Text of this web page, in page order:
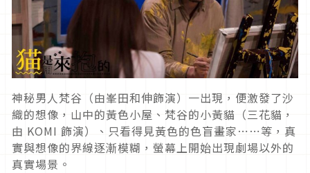
神秘男人梵谷（由峯田和伸飾演）一出現，便激發了沙
織的想像，山中的黃色小屋、梵谷的小黃貓（三花貓，
由 KOMI 飾演）、只看得見黃色的色盲畫家⋯⋯等，真
實與想像的界線逐漸模糊，螢幕上開始出現劇場以外的
真實場景。